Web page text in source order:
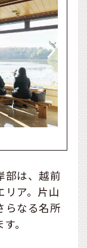
部は、越前
ア。片山
らなる名所
。